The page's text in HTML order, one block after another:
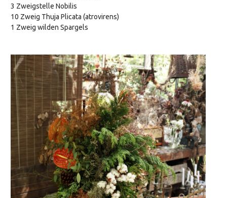
3 Zweigstelle Nobilis
10 Zweig Thuja Plicata (atrovirens)
1 Zweig wilden Spargels